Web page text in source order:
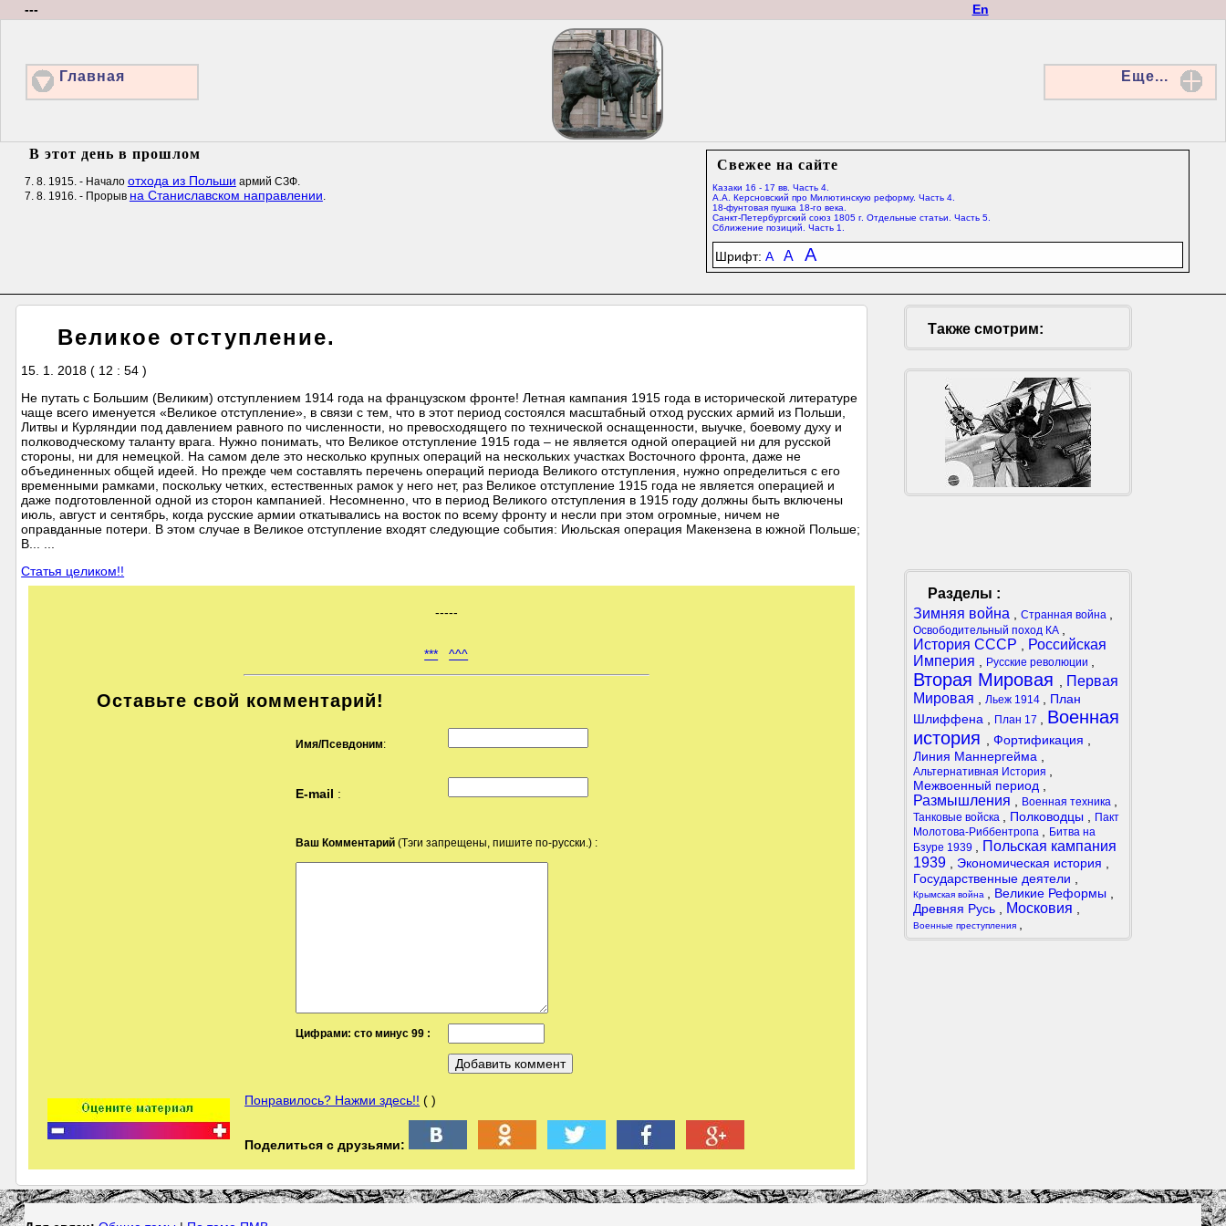
En
---
Главная Еще...
Свежее на сайте
Казаки 16 - 17 вв. Часть 4.
А.А. Керсновский про Милютинскую реформу. Часть 4.
18-фунтовая пушка 18-го века.
Санкт-Петербургский союз 1805 г. Отдельные статьи. Часть 5.
Сближение позиций. Часть 1.
Шрифт:A A A
В этот день в прошлом
7. 8. 1915. - Начало отхода из Польши армий СЗФ.
7. 8. 1916. - Прорыв на Станиславском направлении.
Великое отступление.
15. 1. 2018 ( 12 : 54 )
Не путать с Большим (Великим) отступлением 1914 года на французском фронте! Летная кампания 1915 года в исторической литературе
чаще всего именуется «Великое отступление», в связи с тем, что в этот период состоялся масштабный отход русских армий из Польши,
Литвы и Курляндии под давлением равного по численности, но превосходящего по технической оснащенности, выучке, боевому духу и
полководческому таланту врага. Нужно понимать, что Великое отступление 1915 года – не является одной операцией ни для русской
стороны, ни для немецкой. На самом деле это несколько крупных операций на нескольких участках Восточного фронта, даже не
объединенных общей идеей. Но прежде чем составлять перечень операций периода Великого отступления, нужно определиться с его
временными рамками, поскольку четких, естественных рамок у него нет, раз Великое отступление 1915 года не является операцией и
даже подготовленной одной из сторон кампанией. Несомненно, что в период Великого отступления в 1915 году должны быть включены
июль, август и сентябрь, когда русские армии откатывались на восток по всему фронту и несли при этом огромные, ничем не
оправданные потери. В этом случае в Великое отступление входят следующие события: Июльская операция Макензена в южной Польше;
В... ...
Статья целиком!!
-----
*** ^^^
Оставьте свой комментарий!
Имя/Псевдоним:
E-mail :
Ваш Комментарий(Тэги запрещены, пишите по-русски.) :
Цифрами: сто минус 99 :
Понравилось? Нажми здесь!! ( )
Поделиться с друзьями:
Также смотрим:
Разделы :
Зимняя война
Странная война
Освободительный поход КА
История СССР
Российская
Империя
Русские революции
Вторая Мировая
Первая
Мировая
Льеж 1914
План
Шлиффена
План 17
Военная
история
Фортификация
Линия Маннергейма
Альтернативная История
Межвоенный период
Размышления Военная техника
Танковые войска Полководцы
Пакт
Молотова-Риббентропа
Битва на
Бзуре 1939
Польская кампания
1939
Экономическая история
Государственные деятели
Крымская война Великие Реформы
Древняя Русь
Московия
Военные преступления